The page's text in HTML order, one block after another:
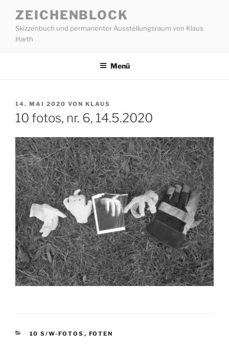
Inhalt
springen
ZEICHENBLOCK
Skizzenbuch und permanenter Ausstellungsraum von Klaus
Harth
Menü
VERÖFFENTLICHT
AM
14. MAI 2020 VON KLAUS
10 fotos, nr. 6, 14.5.2020
KATEGORIEN
10 S/W-FOTOS , FOTEN